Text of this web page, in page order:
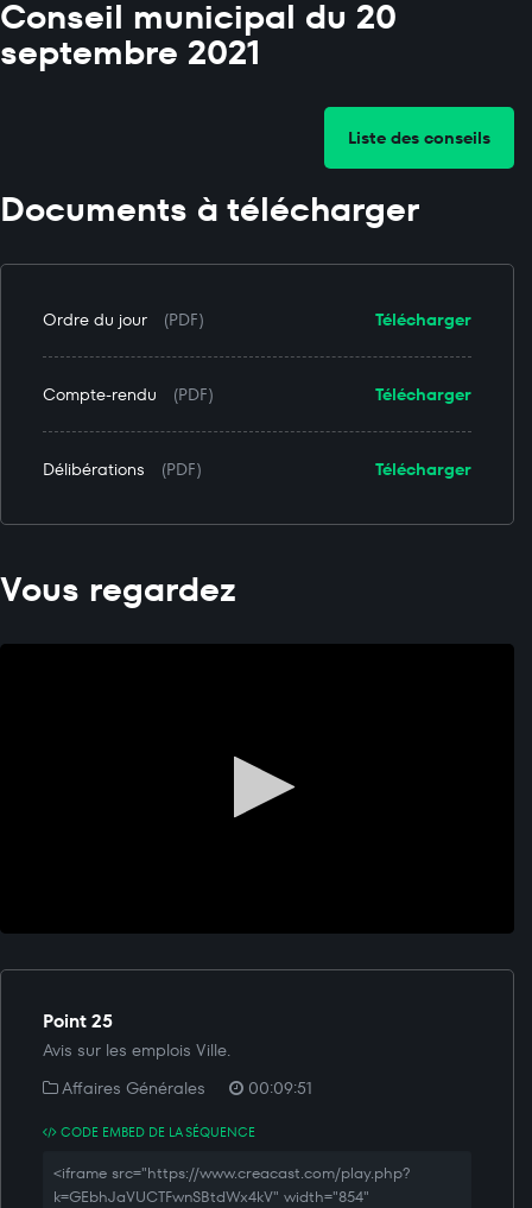
Conseil municipal du 20
septembre 2021
Liste des conseils
Documents à télécharger
Télécharger
Ordre du jour (PDF)
Télécharger
Compte-rendu (PDF)
Télécharger
Délibérations (PDF)
Vous regardez
Point 25
Avis sur les emplois Ville.
Affaires Générales
00:09:51
CODE EMBED DE LA SÉQUENCE
<iframe src="https://www.creacast.com/play.php?
k=GEbhJaVUCTFwnSBtdWx4kV" width="854"